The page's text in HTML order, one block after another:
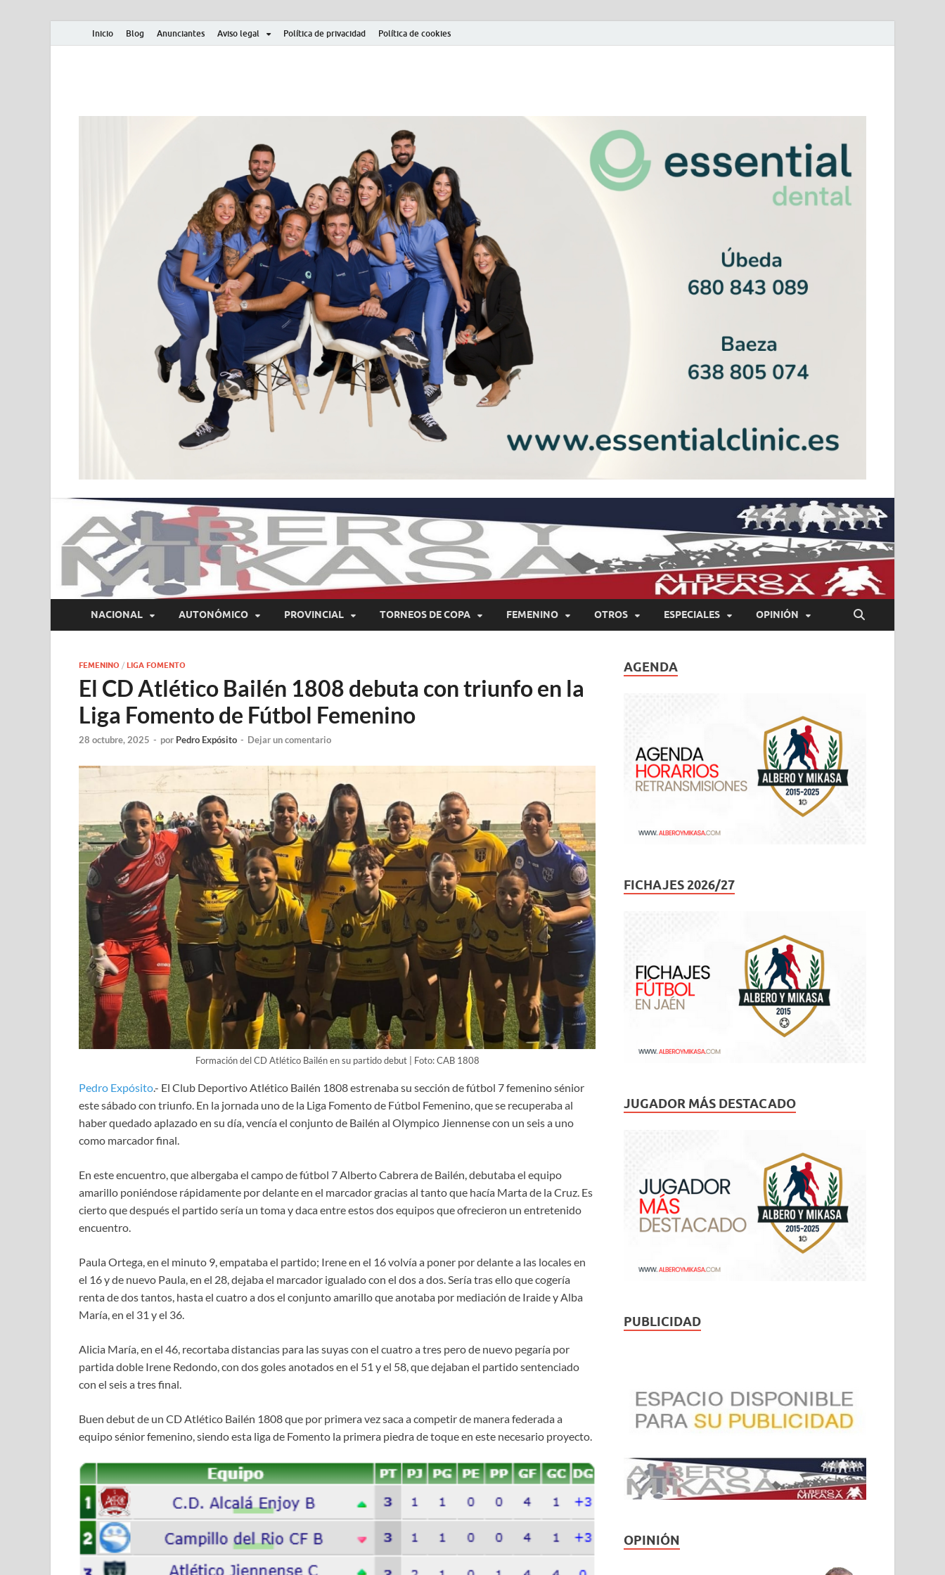
Inicio Blog Anunciantes Aviso legal Política de privacidad Política de cookies
NACIONAL AUTONÓMICO PROVINCIAL TORNEOS DE COPA FEMENINO OTROS ESPECIALES OPINIÓN
FEMENINO / LIGA FOMENTO
El CD Atlético Bailén 1808 debuta con triunfo en la
Liga Fomento de Fútbol Femenino
28 octubre, 2025 - por Pedro Expósito - Dejar un comentario
Formación del CD Atlético Bailén en su partido debut | Foto: CAB 1808
Pedro Expósito.- El Club Deportivo Atlético Bailén 1808 estrenaba su sección de fútbol 7 femenino sénior
este sábado con triunfo. En la jornada uno de la Liga Fomento de Fútbol Femenino, que se recuperaba al
haber quedado aplazado en su día, vencía el conjunto de Bailén al Olympico Jiennense con un seis a uno
como marcador final.
En este encuentro, que albergaba el campo de fútbol 7 Alberto Cabrera de Bailén, debutaba el equipo
amarillo poniéndose rápidamente por delante en el marcador gracias al tanto que hacía Marta de la Cruz. Es
cierto que después el partido sería un toma y daca entre estos dos equipos que ofrecieron un entretenido
encuentro.
Paula Ortega, en el minuto 9, empataba el partido; Irene en el 16 volvía a poner por delante a las locales en
el 16 y de nuevo Paula, en el 28, dejaba el marcador igualado con el dos a dos. Sería tras ello que cogería
renta de dos tantos, hasta el cuatro a dos el conjunto amarillo que anotaba por mediación de Iraide y Alba
María, en el 31 y el 36.
Alicia María, en el 46, recortaba distancias para las suyas con el cuatro a tres pero de nuevo pegaría por
partida doble Irene Redondo, con dos goles anotados en el 51 y el 58, que dejaban el partido sentenciado
con el seis a tres final.
Buen debut de un CD Atlético Bailén 1808 que por primera vez saca a competir de manera federada a
equipo sénior femenino, siendo esta liga de Fomento la primera piedra de toque en este necesario proyecto.
AGENDA
FICHAJES 2026/27
JUGADOR MÁS DESTACADO
PUBLICIDAD
OPINIÓN